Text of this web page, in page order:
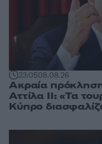
23:0508.08.26
Ακραία
Αττίλα ΙΙ: «Τα
Κύπρο